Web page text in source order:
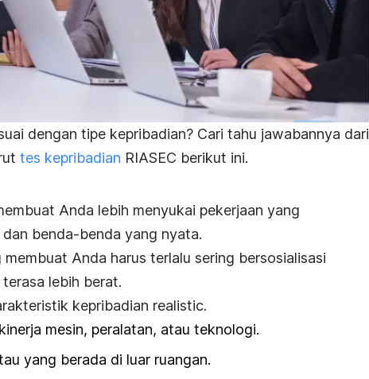
dengan tipe kepribadian? Cari tahu jawabannya dari
tes kepribadian RIASEC berikut ini.
Anda lebih menyukai pekerjaan yang
benda-benda yang nyata.
Anda harus terlalu sering bersosialisasi
lebih berat.
kepribadian realistic.
mesin, peralatan, atau teknologi.
yang berada di luar ruangan.